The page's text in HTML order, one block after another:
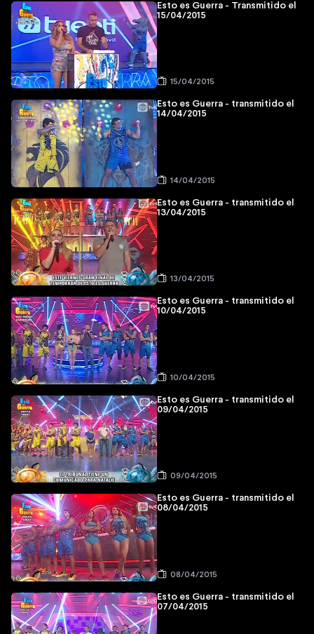
Esto es Guerra - Transmitido el
15/04/2015
15/04/2015
Esto es Guerra - transmitido el
14/04/2015
14/04/2015
Esto es Guerra - transmitido el
13/04/2015
13/04/2015
Esto es Guerra - transmitido el
10/04/2015
10/04/2015
Esto es Guerra - transmitido el
09/04/2015
09/04/2015
Esto es Guerra - transmitido el
08/04/2015
08/04/2015
Esto es Guerra - transmitido el
07/04/2015